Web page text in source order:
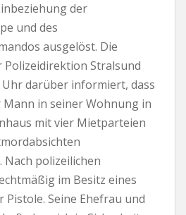
der
und des
ausgelöst. Die
Polizeidirektion Stralsund
Uhr darüber informiert, dass
in seiner Wohnung in
mit vier Mietparteien
polizeilichen
im Besitz eines
Pistole. Seine Ehefrau und